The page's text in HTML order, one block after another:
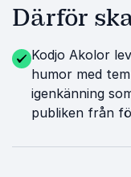
Därför
Kodjo Akolor
humor med
igenkänning
publiken från